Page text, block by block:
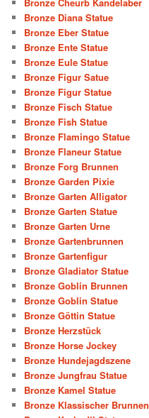
Bronze Diana Statue
Bronze Eber Statue
Bronze Ente Statue
Bronze Eule Statue
Bronze Figur Satue
Bronze Figur Statue
Bronze Fisch Statue
Bronze Fish Statue
Bronze Flamingo Statue
Bronze Flaneur Statue
Bronze Forg Brunnen
Bronze Garden Pixie
Bronze Garten Alligator
Bronze Garten Statue
Bronze Garten Urne
Bronze Gartenbrunnen
Bronze Gartenfigur
Bronze Gladiator Statue
Bronze Goblin Brunnen
Bronze Goblin Statue
Bronze Göttin Statue
Bronze Herzstück
Bronze Horse Jockey
Bronze Hundejagdszene
Bronze Jungfrau Statue
Bronze Kamel Statue
Bronze Klassischer Brunnen